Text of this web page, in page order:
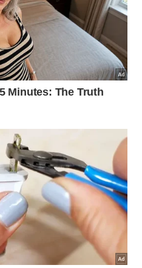
espécies
cientistas modernos
clara as
profundas ligadas ao
destas impressionantes
na história da
presas venenosas;
de captura
período Cambriano inicial.